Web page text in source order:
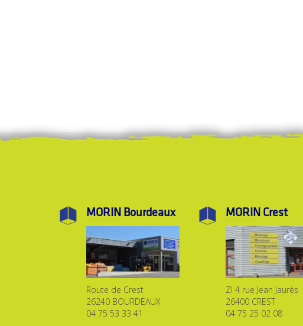
MORINBourdeaux
Route de Crest
26240 BOURDEAUX
04 75 53 33 41
MORINCrest
ZI 4 rue Jean Jaurès
26400 CREST
04 75 25 02 08